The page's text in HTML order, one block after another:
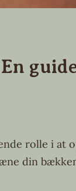
rolle i at
din